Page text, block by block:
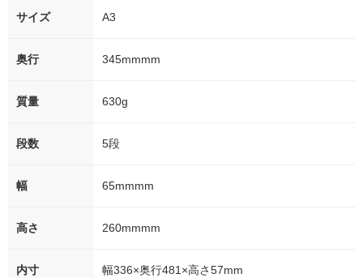
サイズ A3
奥行 345mmmm
質量 630g
段数 5段
幅 65mmmm
高さ 260mmmm
内寸 幅336×奥行481×高さ57mm